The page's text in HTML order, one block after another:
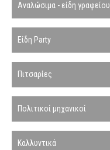
Αναλώσιμα - είδη γραφείου
Είδη Party
Πιτσαρίες
Πολιτικοί μηχανικοί
Καλλυντικά